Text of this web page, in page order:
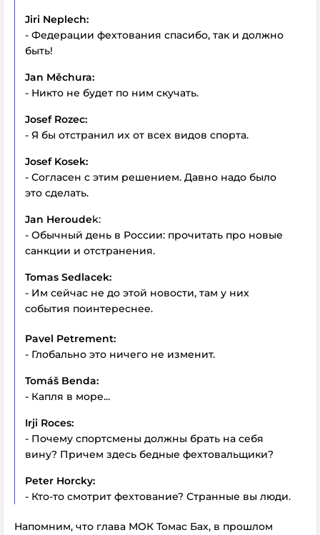
Jiri Neplech:
- Федерации фехтования спасибо, так и должно
быть!
Jan Měchura:
- Никто не будет по ним скучать.
Josef Rozec:
- Я бы отстранил их от всех видов спорта.
Josef Kosek:
- Согласен с этим решением. Давно надо было
это сделать.
Jan Heroudek:
- Обычный день в России: прочитать про новые
санкции и отстранения.
Tomas Sedlacek:
- Им сейчас не до этой новости, там у них
события поинтереснее.
Pavel Petrement:
- Глобально это ничего не изменит.
Tomáš Benda:
- Капля в море...
Irji Roces:
- Почему спортсмены должны брать на себя
вину? Причем здесь бедные фехтовальщики?
Peter Horcky:
- Кто-то смотрит фехтование? Странные вы люди.
Напомним, что глава МОК Томас Бах, в прошлом